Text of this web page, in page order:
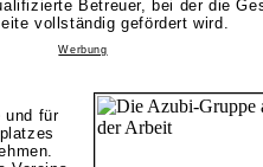
Betreuer, bei der die
vollständig gefördert wird.
Werbung
und für